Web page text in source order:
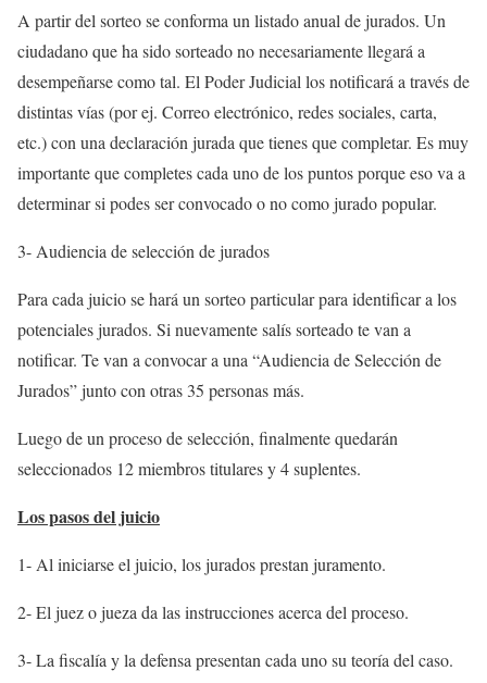
A partir del sorteo se conforma un listado anual de jurados. Un
ciudadano que ha sido sorteado no necesariamente llegará a
desempeñarse como tal. El Poder Judicial los notificará a través de
distintas vías (por ej. Correo electrónico, redes sociales, carta,
etc.) con una declaración jurada que tienes que completar. Es muy
importante que completes cada uno de los puntos porque eso va a
determinar si podes ser convocado o no como jurado popular.
3- Audiencia de selección de jurados
Para cada juicio se hará un sorteo particular para identificar a los
potenciales jurados. Si nuevamente salís sorteado te van a
notificar. Te van a convocar a una “Audiencia de Selección de
Jurados” junto con otras 35 personas más.
Luego de un proceso de selección, finalmente quedarán
seleccionados 12 miembros titulares y 4 suplentes.
Los pasos del juicio
1- Al iniciarse el juicio, los jurados prestan juramento.
2- El juez o jueza da las instrucciones acerca del proceso.
3- La fiscalía y la defensa presentan cada uno su teoría del caso.